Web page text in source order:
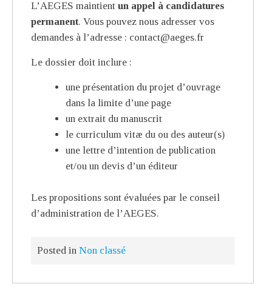
L’AEGES maintient un appel à candidatures
permanent. Vous pouvez nous adresser vos
demandes à l’adresse : contact@aeges.fr
Le dossier doit inclure :
une présentation du projet d’ouvrage
dans la limite d’une page
un extrait du manuscrit
le curriculum vitæ du ou des auteur(s)
une lettre d’intention de publication
et/ou un devis d’un éditeur
Les propositions sont évaluées par le conseil
d’administration de l’AEGES.
Posted in Non classé